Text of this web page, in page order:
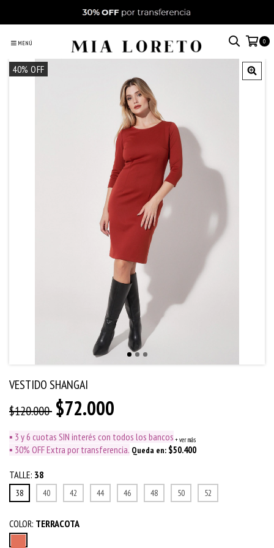
MENÚ 0
40% OFF
VESTIDO SHANGAI
$120.000 $72.000
▪️ 3 y 6 cuotas SIN interés con todos los bancos + ver más
▪️ 30% OFF Extra por transferencia. Queda en: $50.400
TALLE: 38
38 40 42 44 46 48 50 52
COLOR: TERRACOTA